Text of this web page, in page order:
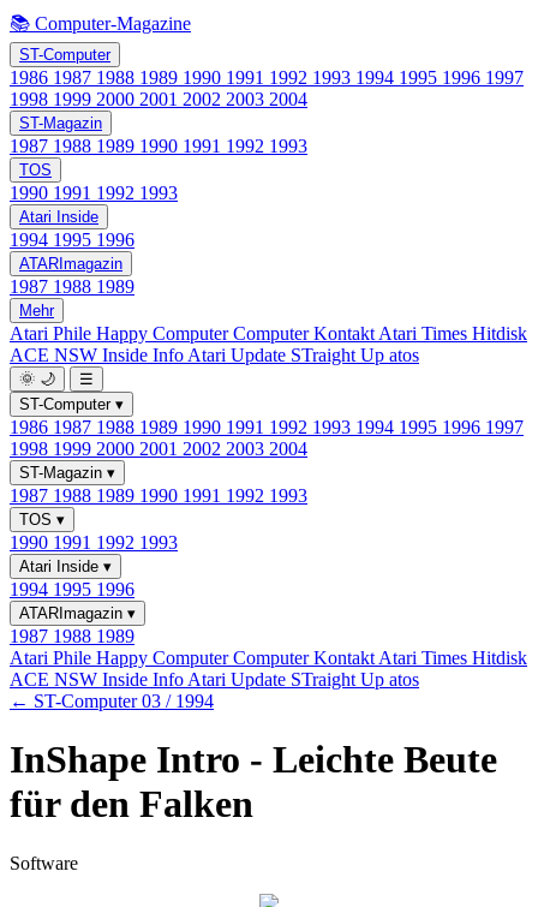
📚 Computer-Magazine
ST-Computer
1986 1987 1988 1989 1990 1991 1992 1993 1994 1995 1996 1997
1998 1999 2000 2001 2002 2003 2004
ST-Magazin
1987 1988 1989 1990 1991 1992 1993
TOS
1990 1991 1992 1993
Atari Inside
1994 1995 1996
ATARImagazin
1987 1988 1989
Mehr
Atari Phile Happy ComputerComputer Kontakt Atari Times Hitdisk
ACE NSW Inside Info Atari Update STraight Up atos
🌞 🌙
☰
ST-Computer ▾
1986 1987 1988 1989 1990 1991 1992 1993 1994 1995 1996 1997
1998 1999 2000 2001 2002 2003 2004
ST-Magazin ▾
1987 1988 1989 1990 1991 1992 1993
TOS ▾
1990 1991 1992 1993
Atari Inside ▾
1994 1995 1996
ATARImagazin ▾
1987 1988 1989
Atari Phile Happy ComputerComputer Kontakt Atari Times Hitdisk
ACE NSW Inside Info Atari Update STraight Up atos
← ST-Computer 03 / 1994
InShape Intro - Leichte Beute
für den Falken
Software